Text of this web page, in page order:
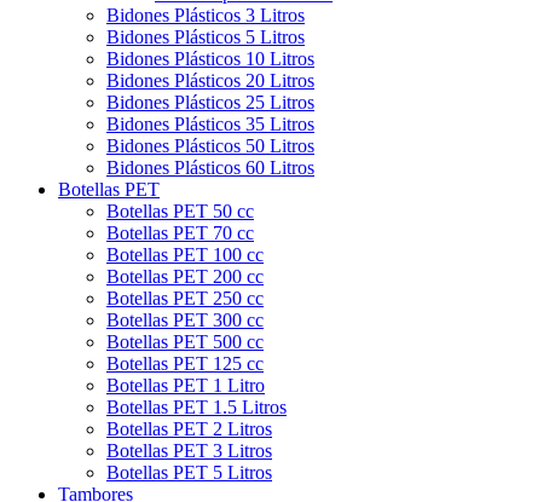
Bidones Plásticos 3 Litros
Bidones Plásticos 5 Litros
Bidones Plásticos 10 Litros
Bidones Plásticos 20 Litros
Bidones Plásticos 25 Litros
Bidones Plásticos 35 Litros
Bidones Plásticos 50 Litros
Bidones Plásticos 60 Litros
Botellas PET
Botellas PET 50 cc
Botellas PET 70 cc
Botellas PET 100 cc
Botellas PET 200 cc
Botellas PET 250 cc
Botellas PET 300 cc
Botellas PET 500 cc
Botellas PET 125 cc
Botellas PET 1 Litro
Botellas PET 1.5 Litros
Botellas PET 2 Litros
Botellas PET 3 Litros
Botellas PET 5 Litros
Tambores